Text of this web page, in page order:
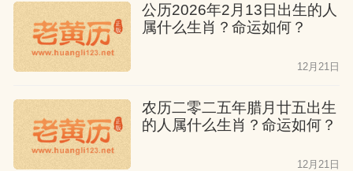
公历2026年2月13日出生的人
属什么生肖？命运如何？
12月21日
农历二零二五年腊月廿五出生
的人属什么生肖？命运如何？
12月21日